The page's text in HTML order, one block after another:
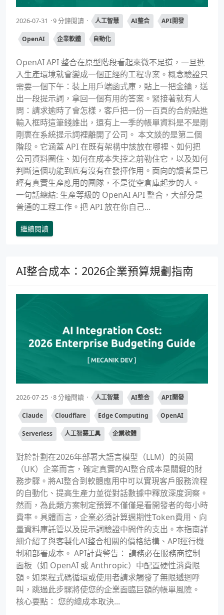
2026-07-31 9 分鐘閱讀 人工智慧 AI整合 API開發
OpenAI 企業軟體 自動化
OpenAI API 整合在原型階段看起來微不足道，一旦進
入生產環境就會變成一個正經的工程專案。概念驗證只
需要一個下午：裝上用戶端函式庫，貼上一把金鑰，送
出一段提示詞，拿回一個有用的答案。緊接著就有人
問：請求逾時了會怎樣，客戶把一份一百頁的合約貼進
輸入框時這筆錢誰出，還有上一季的帳單資料是不是剛
剛裹在系統提示詞裡離開了公司。 本文談的是第二個
階段。它涵蓋 API 在既有架構中該放在哪裡、如何把
公司資料圈住、如何在成本失控之前勒住它，以及如何
判斷這個功能到底有沒有在發揮作用。面向的讀者是已
經有真實生產應用的團隊，不是從空倉庫起步的人。
一句話總結: 生產等級的 OpenAI API 整合，大部分是
普通的工程工作。把 API 放在你自己...
繼續閱讀
AI整合成本：2026企業預算規劃指南
2026-07-25 8 分鐘閱讀 人工智慧 AI整合 API開發
Claude Cloudflare Edge Computing OpenAI
Serverless 人工智慧工具 企業軟體
對於計劃在2026年部署大語言模型（LLM）的英國
（UK）企業而言，確定真實的AI整合成本是關鍵的財
務步驟。將AI整合到軟體應用中可以實現客戶服務流程
的自動化、提高生產力並從對話數據中釋放深度洞察。
然而，為此類方案制定預算不僅僅是看開發者的每小時
費率。具體而言，企業必須計算週期性Token費用、向
量資料庫託管以及提示詞驗證中間件的支出。本指南詳
細介紹了與客製化AI整合相關的價格結構、API運行機
制和部署成本。 API計費警告： 請務必在服務商控制
面板（如 OpenAI 或 Anthropic）中配置硬性消費限
額。如果程式碼循環或使用者請求觸發了無限遞迴呼
叫，跳過此步驟將使您的企業面臨巨額的帳單風險。
核心要點： 您的總成本取決...